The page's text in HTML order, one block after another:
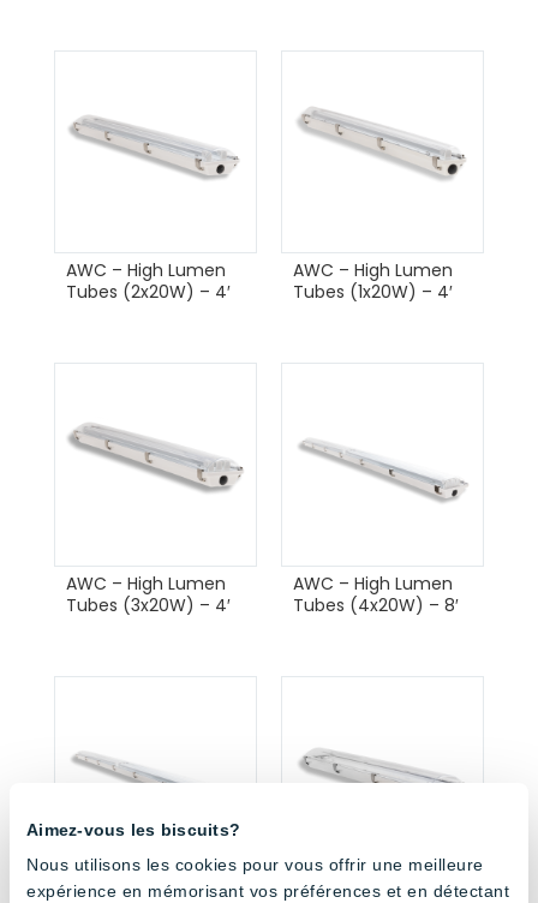
Aimez-vous les biscuits?
Nous utilisons les cookies pour vous offrir une meilleure
expérience en mémorisant vos préférences et en détectant
AWC – High Lumen
Tubes (2x20W) – 4′
AWC – High Lumen
Tubes (1x20W) – 4′
AWC – High Lumen
Tubes (3x20W) – 4′
AWC – High Lumen
Tubes (4x20W) – 8′
AWC – High Lumen AWC – Power